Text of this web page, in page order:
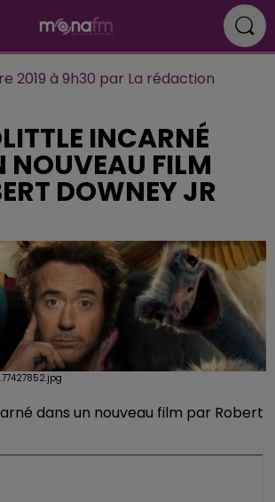
2019 à 9h30 par La rédaction
INCARNÉ
NOUVEAU FILM
DOWNEY JR
dans un nouveau film par Robert